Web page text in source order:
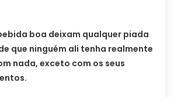
boa deixam qualquer piada
que ninguém ali tenha realmente
nada, exceto com os seus